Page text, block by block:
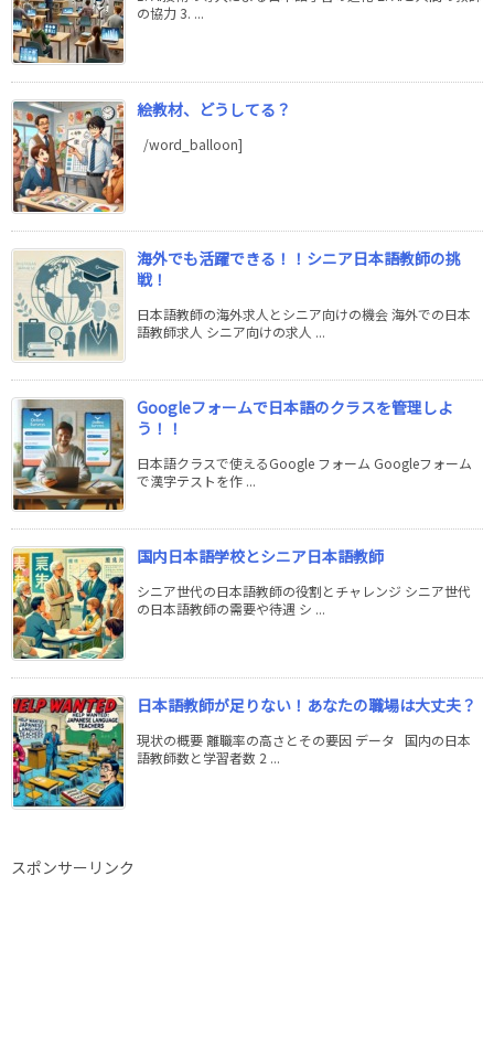
の協力 3. ...
絵教材、どうしてる？
/word_balloon]
海外でも活躍できる！！シニア日本語教師の挑
戦！
日本語教師の海外求人とシニア向けの機会 海外での日本
語教師求人 シニア向けの求人 ...
Googleフォームで日本語のクラスを管理しよ
う！！
日本語クラスで使えるGoogle フォーム Googleフォーム
で漢字テストを作 ...
国内日本語学校とシニア日本語教師
シニア世代の日本語教師の役割とチャレンジ シニア世代
の日本語教師の需要や待遇 シ ...
日本語教師が足りない！あなたの職場は大丈夫？
現状の概要 離職率の高さとその要因 データ 国内の日本
語教師数と学習者数 2 ...
スポンサーリンク